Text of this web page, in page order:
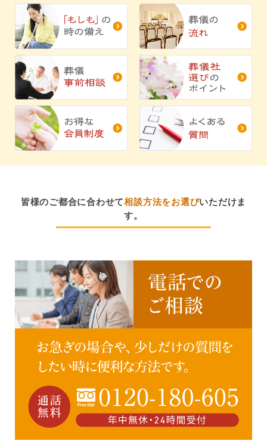
皆様のご都合に合わせて相談方法をお選びいただけま
す。